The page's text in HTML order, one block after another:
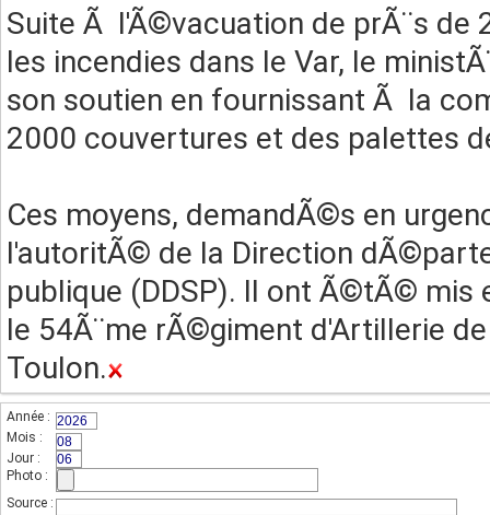
Suite Ã l'Ã©vacuation de prÃ¨s de
les incendies dans le Var, le
son soutien en fournissant Ã la
2000 couvertures et des palettes
Ces moyens, demandÃ©s en
l'autoritÃ© de la Direction
publique (DDSP). Il ont Ã©tÃ© mis
le 54Ã¨me rÃ©giment d'Artillerie
Toulon.
Année :
Mois :
Jour :
Photo :
Source :